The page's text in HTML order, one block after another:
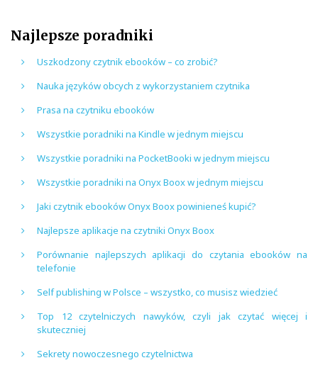
Najlepsze poradniki
Uszkodzony czytnik ebooków – co zrobić?
Nauka języków obcych z wykorzystaniem czytnika
Prasa na czytniku ebooków
Wszystkie poradniki na Kindle w jednym miejscu
Wszystkie poradniki na PocketBooki w jednym miejscu
Wszystkie poradniki na Onyx Boox w jednym miejscu
Jaki czytnik ebooków Onyx Boox powinieneś kupić?
Najlepsze aplikacje na czytniki Onyx Boox
Porównanie najlepszych aplikacji do czytania ebooków na
telefonie
Self publishing w Polsce – wszystko, co musisz wiedzieć
Top 12 czytelniczych nawyków, czyli jak czytać więcej i
skuteczniej
Sekrety nowoczesnego czytelnictwa